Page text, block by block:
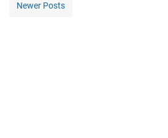
Newer Posts